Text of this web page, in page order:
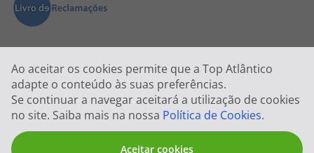
Ao aceitar os cookies permite que a Top Atlântico
adapte o conteúdo às suas preferências.
Se continuar a navegar aceitará a utilização de cookies
no site. Saiba mais na nossa Política de Cookies.
Aceitar cookies
2026 © Todos os direitos reservados:Top Atlântico, Viagens e Turismo